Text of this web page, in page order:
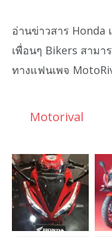
อ่านข่าวสาร Honda
เพื่อนๆ Bikers สามา
ทางแฟนเพจ
Motorival